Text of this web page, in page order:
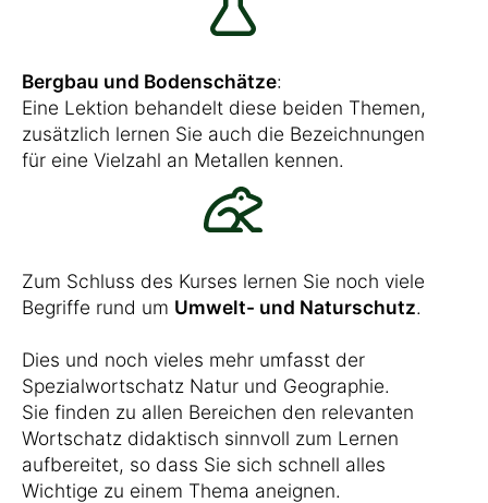
Bergbau und Bodenschätze:
Eine Lektion behandelt diese beiden Themen,
zusätzlich lernen Sie auch die Bezeichnungen
für eine Vielzahl an Metallen kennen.
Zum Schluss des Kurses lernen Sie noch viele
Begriffe rund um Umwelt- und Naturschutz.
Dies und noch vieles mehr umfasst der
Spezialwortschatz Natur und Geographie.
Sie finden zu allen Bereichen den relevanten
Wortschatz didaktisch sinnvoll zum Lernen
aufbereitet, so dass Sie sich schnell alles
Wichtige zu einem Thema aneignen.